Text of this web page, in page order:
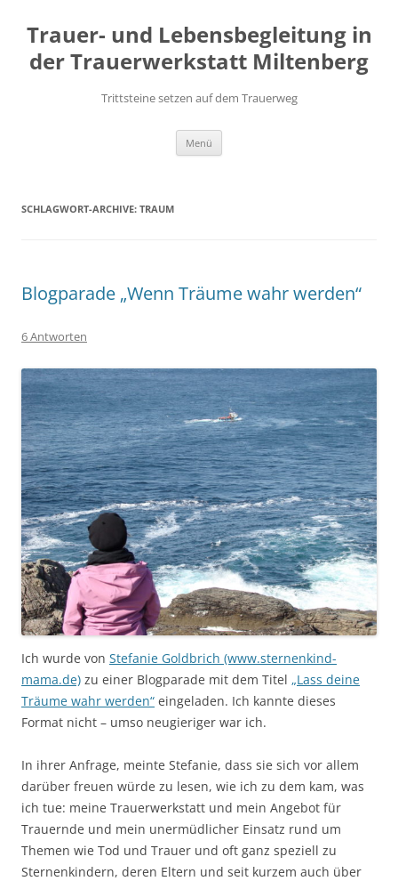
springen
Trauer- und Lebensbegleitung in
der Trauerwerkstatt Miltenberg
Trittsteine setzen auf dem Trauerweg
Menü
SCHLAGWORT-ARCHIVE: TRAUM
Blogparade „Wenn Träume wahr werden“
6 Antworten
Ich wurde von Stefanie Goldbrich (www.sternenkind-
mama.de) zu einer Blogparade mit dem Titel „Lass deine
Träume wahr werden“ eingeladen. Ich kannte dieses
Format nicht – umso neugieriger war ich.
In ihrer Anfrage, meinte Stefanie, dass sie sich vor allem
darüber freuen würde zu lesen, wie ich zu dem kam, was
ich tue: meine Trauerwerkstatt und mein Angebot für
Trauernde und mein unermüdlicher Einsatz rund um
Themen wie Tod und Trauer und oft ganz speziell zu
Sternenkindern, deren Eltern und seit kurzem auch über